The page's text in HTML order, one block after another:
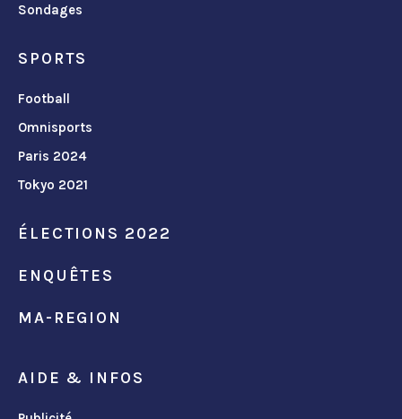
Sondages
SPORTS
Football
Omnisports
Paris 2024
Tokyo 2021
ÉLECTIONS 2022
ENQUÊTES
MA-REGION
AIDE & INFOS